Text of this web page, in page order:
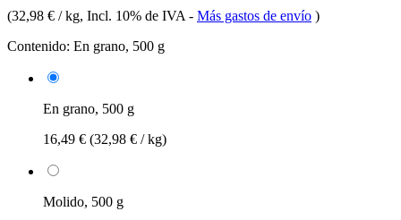
(32,98 € / kg, Incl. 10% de IVA - Más gastos de envío )
Contenido: En grano, 500 g
En grano, 500 g
16,49 € (32,98 € / kg)
Molido, 500 g